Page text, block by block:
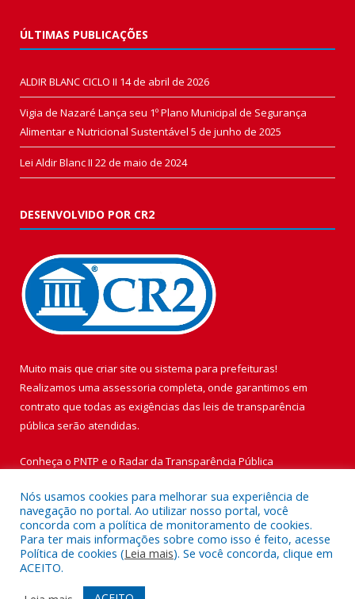
ÚLTIMAS PUBLICAÇÕES
ALDIR BLANC CICLO II 14 de abril de 2026
Vigia de Nazaré Lança seu 1º Plano Municipal de Segurança
Alimentar e Nutricional Sustentável 5 de junho de 2025
Lei Aldir Blanc II 22 de maio de 2024
DESENVOLVIDO POR CR2
Muito mais que criar site ou sistema para prefeituras!
Realizamos uma assessoria completa, onde garantimos em
contrato que todas as exigências das leis de transparência
pública serão atendidas.
Conheça o PNTP e o Radar da Transparência Pública
Todos os direitos reservados a Prefeitura Municipal de Vigia de
Nazaré.
Nós usamos cookies para melhorar sua experiência de
navegação no portal. Ao utilizar nosso portal, você
concorda com a política de monitoramento de cookies.
Para ter mais informações sobre como isso é feito, acesse
Política de cookies (Leia mais). Se você concorda, clique em
ACEITO.